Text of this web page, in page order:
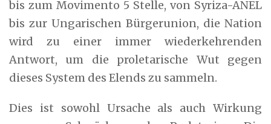
bis zum Movimento 5 Stelle, von Syriza-ANEL
bis zur Ungarischen Bürgerunion, die Nation
wird zu einer immer wiederkehrenden
Antwort, um die proletarische Wut gegen
dieses System des Elends zu sammeln.
Dies ist sowohl Ursache als auch Wirkung